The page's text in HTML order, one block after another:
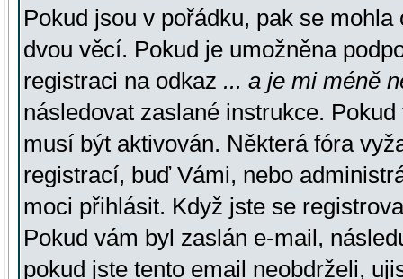
Pokud jsou v pořádku, pak se
dvou věcí. Pokud je umožněna
registraci na odkaz ... a je mi méně
následovat zaslané instrukce.
musí být aktivován. Některá fóra
registrací, buď Vámi, nebo
moci přihlásit. Když jste se
Pokud vám byl zaslán e-mail,
pokud jste tento email neobdrželi,